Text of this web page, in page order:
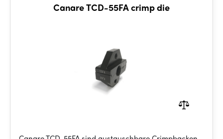
Canare TCD-55FA crimp die